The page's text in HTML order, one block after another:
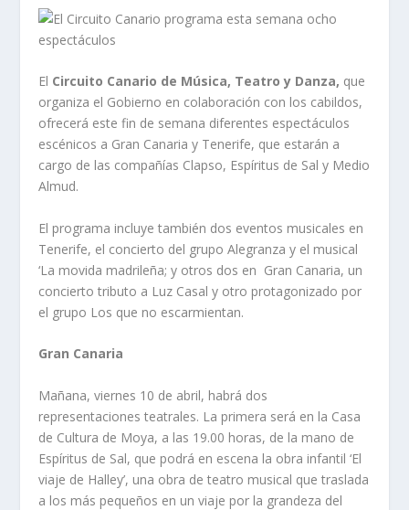
El Circuito Canario de Música, Teatro y Danza, que
organiza el Gobierno en colaboración con los cabildos,
ofrecerá este fin de semana diferentes espectáculos
escénicos a Gran Canaria y Tenerife, que estarán a
cargo de las compañías Clapso, Espíritus de Sal y Medio
Almud.
El programa incluye también dos eventos musicales en
Tenerife, el concierto del grupo Alegranza y el musical
‘La movida madrileña; y otros dos en Gran Canaria, un
concierto tributo a Luz Casal y otro protagonizado por
el grupo Los que no escarmientan.
Gran Canaria
Mañana, viernes 10 de abril, habrá dos
representaciones teatrales. La primera será en la Casa
de Cultura de Moya, a las 19.00 horas, de la mano de
Espíritus de Sal, que podrá en escena la obra infantil ‘El
viaje de Halley’, una obra de teatro musical que traslada
a los más pequeños en un viaje por la grandeza del